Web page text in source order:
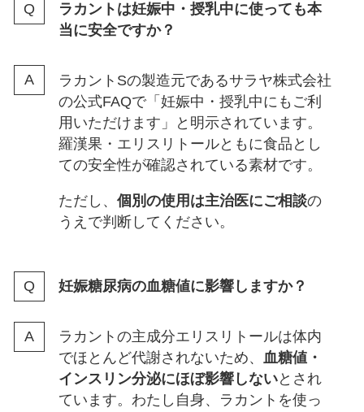
ラカントは妊娠中・授乳中に使っても本
当に安全ですか？
ラカントSの製造元であるサラヤ株式会社
の公式FAQで「妊娠中・授乳中にもご利
用いただけます」と明示されています。
羅漢果・エリスリトールともに食品とし
ての安全性が確認されている素材です。
ただし、 個別の使用は主治医にご相談の
うえで判断してください。
妊娠糖尿病の血糖値に影響しますか？
ラカントの主成分エリスリトールは体内
でほとんど代謝されないため、 血糖値・
インスリン分泌にほぼ影響しないとされ
ています。わたし自身、ラカントを使っ